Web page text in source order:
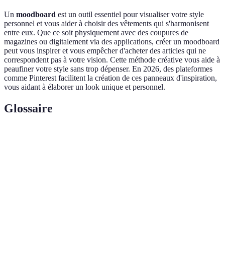
Un moodboard est un outil essentiel pour visualiser votre style
personnel et vous aider à choisir des vêtements qui s'harmonisent
entre eux. Que ce soit physiquement avec des coupures de
magazines ou digitalement via des applications, créer un moodboard
peut vous inspirer et vous empêcher d'acheter des articles qui ne
correspondent pas à votre vision. Cette méthode créative vous aide à
peaufiner votre style sans trop dépenser. En 2026, des plateformes
comme Pinterest facilitent la création de ces panneaux d'inspiration,
vous aidant à élaborer un look unique et personnel.
Glossaire